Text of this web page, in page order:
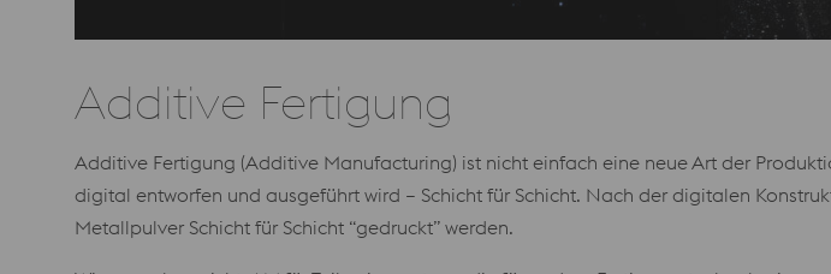
Additive Fertigung
Additive Fertigung (Additive Manufacturing) ist nicht einfach eine neue Art der
digital entworfen und ausgeführt wird – Schicht für Schicht. Nach der digitalen
Metallpulver Schicht für Schicht “gedruckt” werden.